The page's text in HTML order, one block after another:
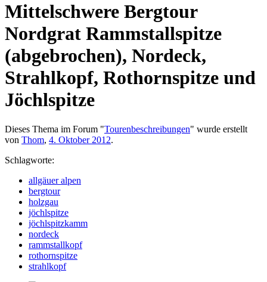
Mittelschwere Bergtour
Nordgrat Rammstallspitze
(abgebrochen), Nordeck,
Strahlkopf, Rothornspitze und
Jöchlspitze
Dieses Thema im Forum "Tourenbeschreibungen" wurde erstellt
von Thom, 4. Oktober 2012.
Schlagworte:
allgäuer alpen
bergtour
holzgau
jöchlspitze
jöchlspitzkamm
nordeck
rammstallkopf
rothornspitze
strahlkopf